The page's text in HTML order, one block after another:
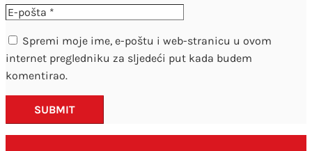
Spremi moje ime, e-poštu i web-stranicu u ovom
internet pregledniku za sljedeći put kada budem
komentirao.
SUBMIT